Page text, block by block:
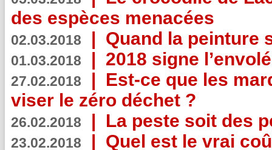
des espèces menacées
02.03.2018 | Quand la peinture
01.03.2018 | 2018 signe
27.02.2018 | Est-ce que les
viser le zéro déchet ?
26.02.2018 | La peste soit des
23.02.2018 | Quel est le vrai